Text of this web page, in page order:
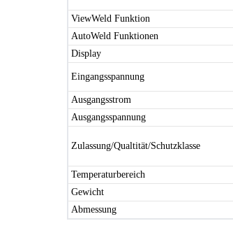
ViewWeld Funktion
AutoWeld Funktionen
Display
Eingangsspannung
Ausgangsstrom
Ausgangsspannung
Zulassung/Qualtität/Schutzklasse
Temperaturbereich
Gewicht
Abmessung